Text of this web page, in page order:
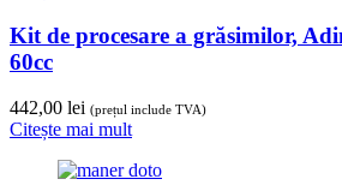
Kit de procesare a grăsimilor,
60cc
442,00 lei (prețul include TVA)
Citește mai mult